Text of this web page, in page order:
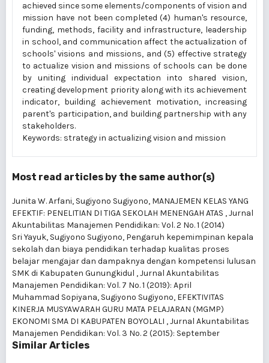
achieved since some elements/components of vision and
mission have not been completed (4) human's resource,
funding, methods, facility and infrastructure, leadership
in school, and communication affect the actualization of
schools' visions and missions, and (5) effective strategy
to actualize vision and missions of schools can be done
by uniting individual expectation into shared vision,
creating development priority along with its achievement
indicator, building achievement motivation, increasing
parent's participation, and building partnership with any
stakeholders.
Keywords: strategy in actualizing vision and mission
Most read articles by the same author(s)
Junita W. Arfani, Sugiyono Sugiyono, MANAJEMEN KELAS YANG
EFEKTIF: PENELITIAN DI TIGA SEKOLAH MENENGAH ATAS ,Jurnal
Akuntabilitas Manajemen Pendidikan: Vol. 2 No. 1 (2014)
Sri Yayuk, Sugiyono Sugiyono, Pengaruh kepemimpinan kepala
sekolah dan biaya pendidikan terhadap kualitas proses
belajar mengajar dan dampaknya dengan kompetensi lulusan
SMK di Kabupaten Gunungkidul ,Jurnal Akuntabilitas
Manajemen Pendidikan: Vol. 7 No. 1 (2019): April
Muhammad Sopiyana, Sugiyono Sugiyono, EFEKTIVITAS
KINERJA MUSYAWARAH GURU MATA PELAJARAN (MGMP)
EKONOMI SMA DI KABUPATEN BOYOLALI ,Jurnal Akuntabilitas
Manajemen Pendidikan: Vol. 3 No. 2 (2015): September
Similar Articles